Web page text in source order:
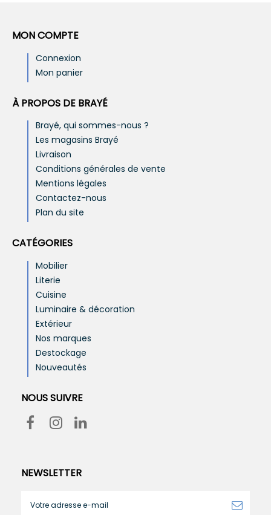
MON COMPTE
Connexion
Mon panier
À PROPOS DE BRAYÉ
Brayé, qui sommes-nous ?
Les magasins Brayé
Livraison
Conditions générales de vente
Mentions légales
Contactez-nous
Plan du site
CATÉGORIES
Mobilier
Literie
Cuisine
Luminaire & décoration
Extérieur
Nos marques
Destockage
Nouveautés
NOUS SUIVRE
NEWSLETTER